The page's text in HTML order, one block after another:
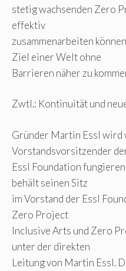
stetig wachsenden Zero
effektiv
zusammenarbeiten
Ziel einer Welt ohne
Barrieren näher zu
Zwtl.: Kontinuität und
Gründer Martin Essl wird
Vorstandsvorsitzender
Essl Foundation
behält seinen Sitz
im Vorstand der Essl
Zero Project
Inclusive Arts und Zero
unter der direkten
Leitung von Martin Essl.